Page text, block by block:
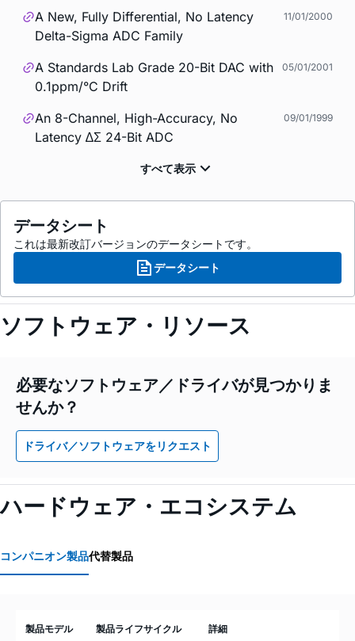
A New, Fully Differential, No Latency
Delta-Sigma ADC Family
11/01/2000
A Standards Lab Grade 20-Bit DAC with
0.1ppm/°C Drift
05/01/2001
An 8-Channel, High-Accuracy, No
Latency ∆Σ 24-Bit ADC
09/01/1999
データシート
これは最新改訂バージョンのデータシートです。
データシート
ソフトウェア・リソース
必要なソフトウェア／ドライバが見つかりま
せんか？
ドライバ／ソフトウェアをリクエスト
ハードウェア・エコシステム
コンパニオン製品代替製品
製品モデル 製品ライフサイクル 詳細